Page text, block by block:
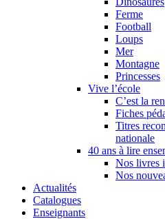
Ferme
Football
Loups
Mer
Montagne
Princesses
Vive l’école
C’est la
Fiches
Titres
nationale
40 ans à lire
Nos livres
Nos
Actualités
Catalogues
Enseignants